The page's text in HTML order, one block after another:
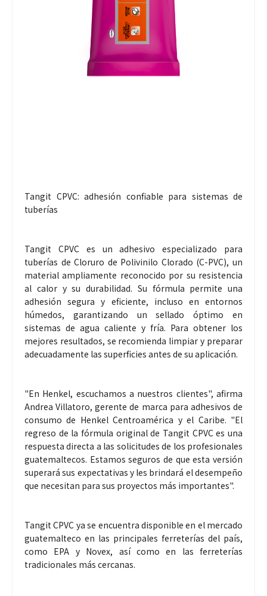
Tangit CPVC: adhesión confiable para sistemas de
tuberías
Tangit CPVC es un adhesivo especializado para
tuberías de Cloruro de Polivinilo Clorado (C-PVC), un
material ampliamente reconocido por su resistencia
al calor y su durabilidad. Su fórmula permite una
adhesión segura y eficiente, incluso en entornos
húmedos, garantizando un sellado óptimo en
sistemas de agua caliente y fría. Para obtener los
mejores resultados, se recomienda limpiar y preparar
adecuadamente las superficies antes de su aplicación.
"En Henkel, escuchamos a nuestros clientes", afirma
Andrea Villatoro, gerente de marca para adhesivos de
consumo de Henkel Centroamérica y el Caribe. "El
regreso de la fórmula original de Tangit CPVC es una
respuesta directa a las solicitudes de los profesionales
guatemaltecos. Estamos seguros de que esta versión
superará sus expectativas y les brindará el desempeño
que necesitan para sus proyectos más importantes".
Tangit CPVC ya se encuentra disponible en el mercado
guatemalteco en las principales ferreterías del país,
como EPA y Novex, así como en las ferreterías
tradicionales más cercanas.